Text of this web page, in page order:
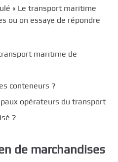
« Le transport maritime
ou on essaye de répondre
maritime de
conteneurs ?
opérateurs du transport
?
de marchandises